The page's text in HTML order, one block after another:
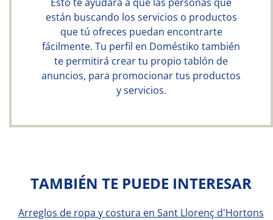
están buscando los servicios o productos
que tú ofreces puedan encontrarte
fácilmente. Tu perfil en Doméstiko también
te permitirá crear tu propio tablón de
anuncios, para promocionar tus productos
y servicios.
TAMBIÉN TE PUEDE INTERESAR
Arreglos de ropa y costura en Sant Llorenç d'Hortons